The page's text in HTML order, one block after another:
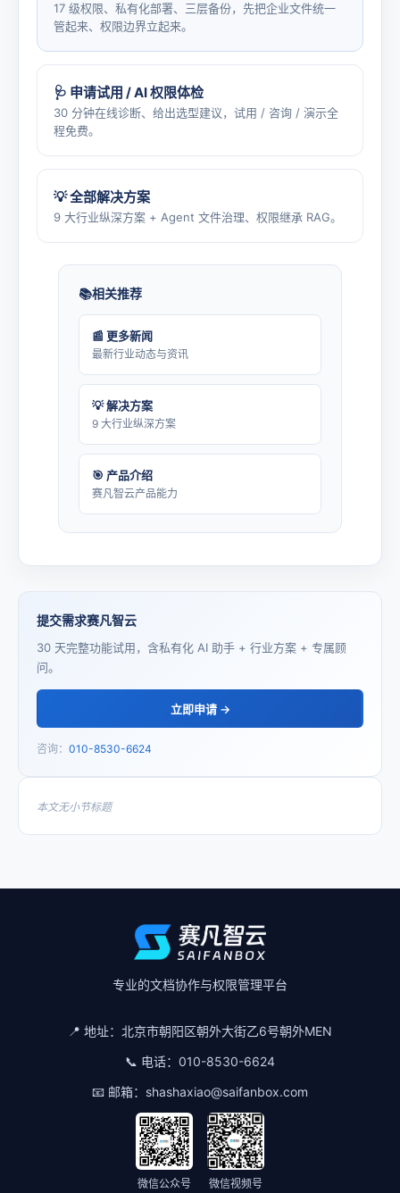
17 级权限、私有化部署、三层备份，先把企业文件统一
管起来、权限边界立起来。
🩺 申请试用 / AI 权限体检
30 分钟在线诊断、给出选型建议，试用 / 咨询 / 演示全
程免费。
💡 全部解决方案
9 大行业纵深方案 + Agent 文件治理、权限继承 RAG。
相关推荐
📰 更多新闻
最新行业动态与资讯
💡 解决方案
9 大行业纵深方案
🎯 产品介绍
赛凡智云产品能力
提交需求赛凡智云
30 天完整功能试用，含私有化 AI 助手 + 行业方案 + 专属顾
问。
立即申请 →
咨询： 010-8530-6624
本文无小节标题
专业的文档协作与权限管理平台
📍 地址： 北京市朝阳区朝外大街乙6号朝外MEN
📞 电话： 010-8530-6624
📧 邮箱： shashaxiao@saifanbox.com
微信公众号 微信视频号